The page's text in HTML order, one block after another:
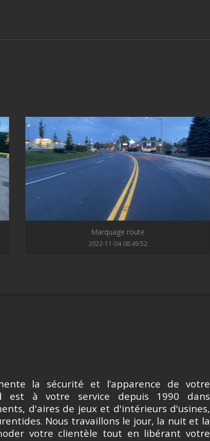
Marquage route
2022-11-04 08:49:52
la sécurité et l’apparence de votre
est à votre service depuis 1990 dans
d'aires de jeux et d'intérieurs d'usines,
Nous travaillons le jour, la nuit et la
votre clientèle tout en libérant votre